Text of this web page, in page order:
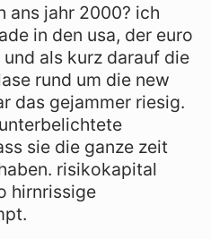
ans jahr 2000? ich
in den usa, der euro
als kurz darauf die
rund um die new
das gejammer riesig.
sie die ganze zeit
risikokapital
hirnrissige